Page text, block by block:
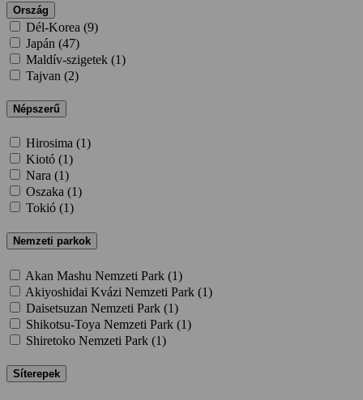
Ország
Dél-Korea (9)
Japán (47)
Maldív-szigetek (1)
Tajvan (2)
Népszerű
Hirosima (1)
Kiotó (1)
Nara (1)
Oszaka (1)
Tokió (1)
Nemzeti parkok
Akan Mashu Nemzeti Park (1)
Akiyoshidai Kvázi Nemzeti Park (1)
Daisetsuzan Nemzeti Park (1)
Shikotsu-Toya Nemzeti Park (1)
Shiretoko Nemzeti Park (1)
Síterepek